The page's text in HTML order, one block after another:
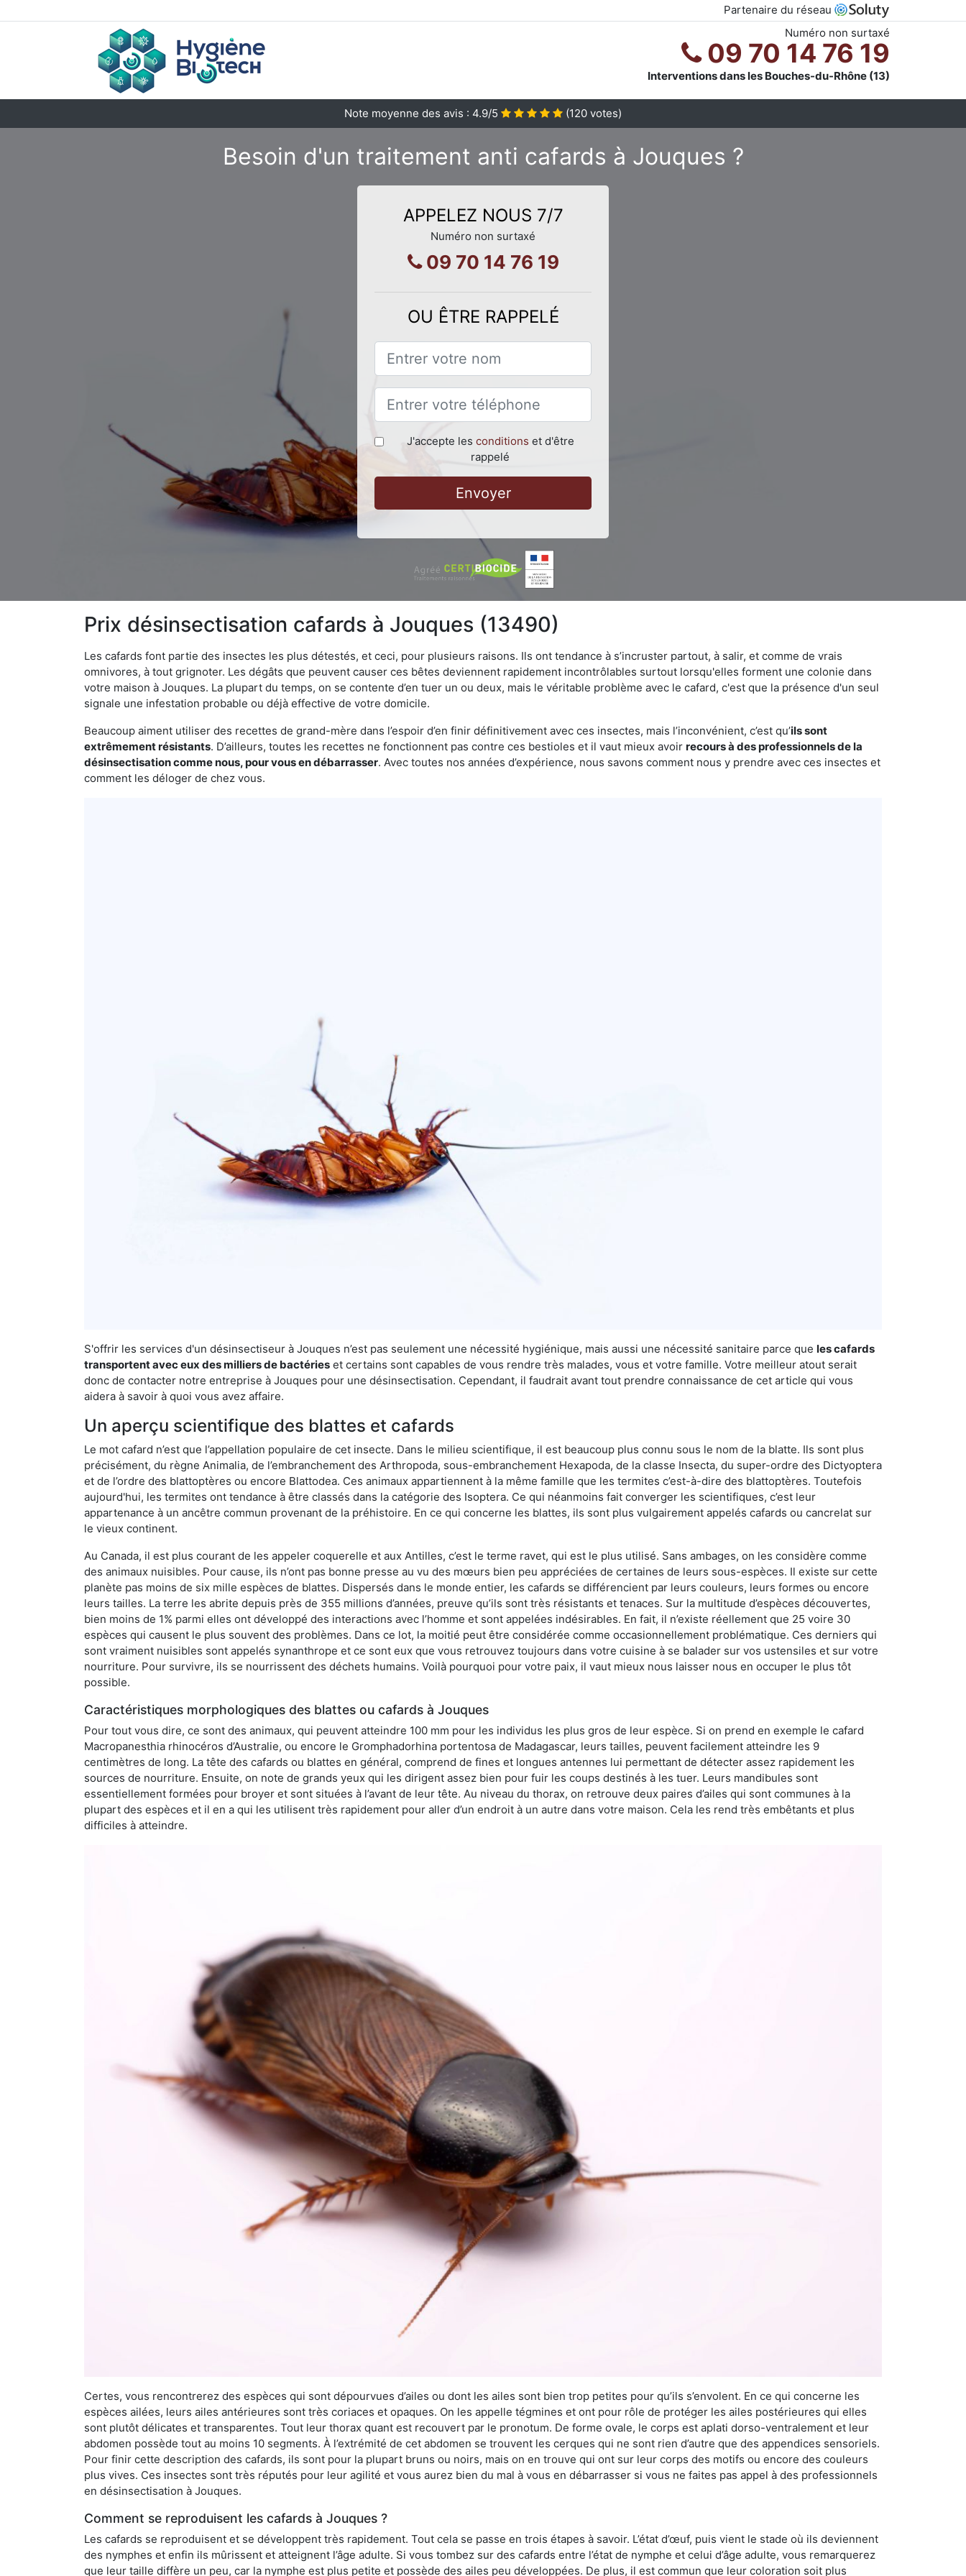
Partenaire du réseau
Numéro non surtaxé
09 70 14 76 19
Interventions dans les Bouches-du-Rhône (13)
Note moyenne des avis : 4.9/5 (120 votes)
Besoin d'un traitement anti cafards à Jouques ?
APPELEZ NOUS 7/7
Numéro non surtaxé
09 70 14 76 19
OU ÊTRE RAPPELÉ
J'accepte les conditions et d'être
rappelé
Envoyer
Prix désinsectisation cafards à Jouques (13490)
Les cafards font partie des insectes les plus détestés, et ceci, pour plusieurs raisons. Ils ont tendance à s’incruster partout, à salir, et comme de vrais
omnivores, à tout grignoter. Les dégâts que peuvent causer ces bêtes deviennent rapidement incontrôlables surtout lorsqu'elles forment une colonie dans
votre maison à Jouques. La plupart du temps, on se contente d’en tuer un ou deux, mais le véritable problème avec le cafard, c'est que la présence d'un seul
signale une infestation probable ou déjà effective de votre domicile.
Beaucoup aiment utiliser des recettes de grand-mère dans l’espoir d’en finir définitivement avec ces insectes, mais l’inconvénient, c’est qu’ils sont
extrêmement résistants. D’ailleurs, toutes les recettes ne fonctionnent pas contre ces bestioles et il vaut mieux avoir recours à des professionnels de la
désinsectisation comme nous, pour vous en débarrasser. Avec toutes nos années d’expérience, nous savons comment nous y prendre avec ces insectes et
comment les déloger de chez vous.
S'offrir les services d'un désinsectiseur à Jouques n’est pas seulement une nécessité hygiénique, mais aussi une nécessité sanitaire parce que les cafards
transportent avec eux des milliers de bactéries et certains sont capables de vous rendre très malades, vous et votre famille. Votre meilleur atout serait
donc de contacter notre entreprise à Jouques pour une désinsectisation. Cependant, il faudrait avant tout prendre connaissance de cet article qui vous
aidera à savoir à quoi vous avez affaire.
Un aperçu scientifique des blattes et cafards
Le mot cafard n’est que l’appellation populaire de cet insecte. Dans le milieu scientifique, il est beaucoup plus connu sous le nom de la blatte. Ils sont plus
précisément, du règne Animalia, de l’embranchement des Arthropoda, sous-embranchement Hexapoda, de la classe Insecta, du super-ordre des Dictyoptera
et de l’ordre des blattoptères ou encore Blattodea. Ces animaux appartiennent à la même famille que les termites c’est-à-dire des blattoptères. Toutefois
aujourd'hui, les termites ont tendance à être classés dans la catégorie des Isoptera. Ce qui néanmoins fait converger les scientifiques, c’est leur
appartenance à un ancêtre commun provenant de la préhistoire. En ce qui concerne les blattes, ils sont plus vulgairement appelés cafards ou cancrelat sur
le vieux continent.
Au Canada, il est plus courant de les appeler coquerelle et aux Antilles, c’est le terme ravet, qui est le plus utilisé. Sans ambages, on les considère comme
des animaux nuisibles. Pour cause, ils n’ont pas bonne presse au vu des mœurs bien peu appréciées de certaines de leurs sous-espèces. Il existe sur cette
planète pas moins de six mille espèces de blattes. Dispersés dans le monde entier, les cafards se différencient par leurs couleurs, leurs formes ou encore
leurs tailles. La terre les abrite depuis près de 355 millions d’années, preuve qu’ils sont très résistants et tenaces. Sur la multitude d’espèces découvertes,
bien moins de 1% parmi elles ont développé des interactions avec l’homme et sont appelées indésirables. En fait, il n’existe réellement que 25 voire 30
espèces qui causent le plus souvent des problèmes. Dans ce lot, la moitié peut être considérée comme occasionnellement problématique. Ces derniers qui
sont vraiment nuisibles sont appelés synanthrope et ce sont eux que vous retrouvez toujours dans votre cuisine à se balader sur vos ustensiles et sur votre
nourriture. Pour survivre, ils se nourrissent des déchets humains. Voilà pourquoi pour votre paix, il vaut mieux nous laisser nous en occuper le plus tôt
possible.
Caractéristiques morphologiques des blattes ou cafards à Jouques
Pour tout vous dire, ce sont des animaux, qui peuvent atteindre 100 mm pour les individus les plus gros de leur espèce. Si on prend en exemple le cafard
Macropanesthia rhinocéros d’Australie, ou encore le Gromphadorhina portentosa de Madagascar, leurs tailles, peuvent facilement atteindre les 9
centimètres de long. La tête des cafards ou blattes en général, comprend de fines et longues antennes lui permettant de détecter assez rapidement les
sources de nourriture. Ensuite, on note de grands yeux qui les dirigent assez bien pour fuir les coups destinés à les tuer. Leurs mandibules sont
essentiellement formées pour broyer et sont situées à l’avant de leur tête. Au niveau du thorax, on retrouve deux paires d’ailes qui sont communes à la
plupart des espèces et il en a qui les utilisent très rapidement pour aller d’un endroit à un autre dans votre maison. Cela les rend très embêtants et plus
difficiles à atteindre.
Certes, vous rencontrerez des espèces qui sont dépourvues d’ailes ou dont les ailes sont bien trop petites pour qu’ils s’envolent. En ce qui concerne les
espèces ailées, leurs ailes antérieures sont très coriaces et opaques. On les appelle tégmines et ont pour rôle de protéger les ailes postérieures qui elles
sont plutôt délicates et transparentes. Tout leur thorax quant est recouvert par le pronotum. De forme ovale, le corps est aplati dorso-ventralement et leur
abdomen possède tout au moins 10 segments. À l’extrémité de cet abdomen se trouvent les cerques qui ne sont rien d’autre que des appendices sensoriels.
Pour finir cette description des cafards, ils sont pour la plupart bruns ou noirs, mais on en trouve qui ont sur leur corps des motifs ou encore des couleurs
plus vives. Ces insectes sont très réputés pour leur agilité et vous aurez bien du mal à vous en débarrasser si vous ne faites pas appel à des professionnels
en désinsectisation à Jouques.
Comment se reproduisent les cafards à Jouques ?
Les cafards se reproduisent et se développent très rapidement. Tout cela se passe en trois étapes à savoir. L’état d’œuf, puis vient le stade où ils deviennent
des nymphes et enfin ils mûrissent et atteignent l’âge adulte. Si vous tombez sur des cafards entre l’état de nymphe et celui d’âge adulte, vous remarquerez
que leur taille diffère un peu, car la nymphe est plus petite et possède des ailes peu développées. De plus, il est commun que leur coloration soit plus